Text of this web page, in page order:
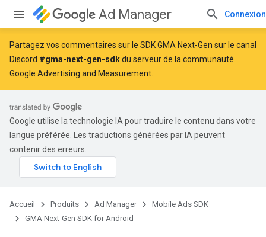
Ad Manager Connexion
Partagez vos commentaires sur le SDK GMA Next-Gen sur le canal
Discord #gma-next-gen-sdkdu serveur de la communauté
Google Advertising and Measurement.
Google utilise la technologie IA pour traduire le contenu dans votre
langue préférée. Les traductions générées par IA peuvent
contenir des erreurs.
Accueil Produits Ad Manager
Mobile Ads SDK
GMA Next-Gen SDK for Android